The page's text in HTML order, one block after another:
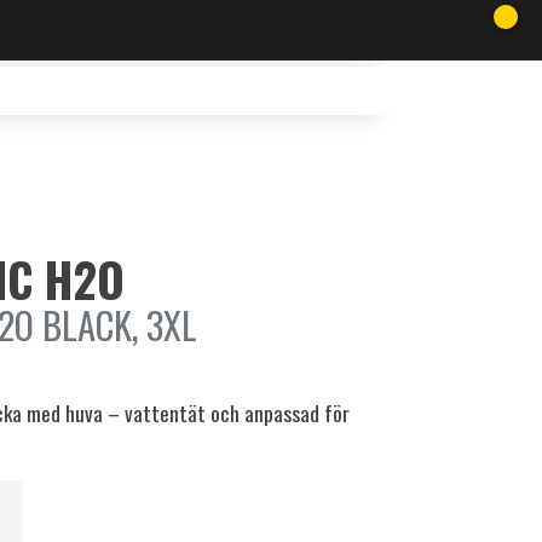
H2O
BLACK, 3XL
med huva – vattentät och anpassad för